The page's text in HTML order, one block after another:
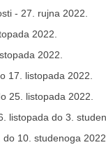
- 27. rujna 2022.
2022.
2022.
17. listopada 2022.
25. listopada 2022.
listopada do 3.
10. studenoga 2022.